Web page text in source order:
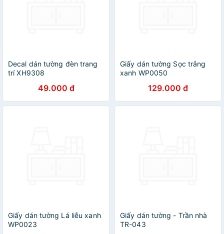
Decal dán tường đèn trang
trí XH9308
49.000 đ
Giấy dán tường Sọc trắng
xanh WP0050
129.000 đ
Giấy dán tường Lá liễu xanh
WP0023
Giấy dán tường - Trần nhà
TR-043